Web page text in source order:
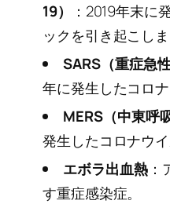
19）
：2019年末に
ックを引き起こしま
SARS（重症急
年に発生したコロ
MERS（中東呼
発生したコロナウ
エボラ出血熱：
す重症感染症。